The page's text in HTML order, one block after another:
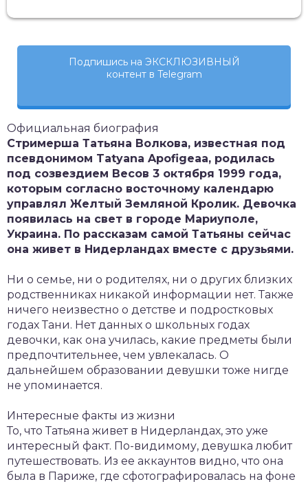
Подпишись на ЭКСКЛЮЗИВНЫЙ
контент в Telegram
Официальная биография
Стримерша Татьяна Волкова, известная под
псевдонимом Tatyana Apofigeaa, родилась
под созвездием Весов 3 октября 1999 года,
которым согласно восточному календарю
управлял Желтый Земляной Кролик. Девочка
появилась на свет в городе Мариуполе,
Украина. По рассказам самой Татьяны сейчас
она живет в Нидерландах вместе с друзьями.
Ни о семье, ни о родителях, ни о других близких
родственниках никакой информации нет. Также
ничего неизвестно о детстве и подростковых
годах Тани. Нет данных о школьных годах
девочки, как она училась, какие предметы были
предпочтительнее, чем увлекалась. О
дальнейшем образовании девушки тоже нигде
не упоминается.
Интересные факты из жизни
То, что Татьяна живет в Нидерландах, это уже
интересный факт. По-видимому, девушка любит
путешествовать. Из ее аккаунтов видно, что она
была в Париже, где сфотографировалась на фоне